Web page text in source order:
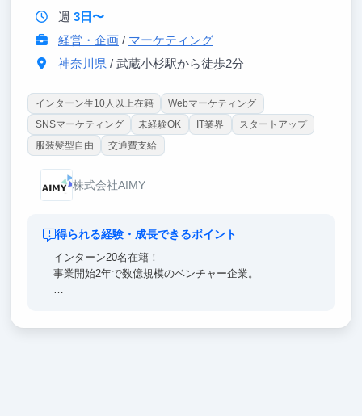
週 3日〜
経営・企画/ マーケティング
神奈川県/ 武蔵小杉駅から徒歩2分
インターン生10人以上在籍
Webマーケティング
SNSマーケティング
未経験OK IT業界
スタートアップ
服装髪型自由
交通費支給
株式会社AIMY
得られる経験・成長できるポイント
インターン20名在籍！
事業開始2年で数億規模のベンチャー企業。